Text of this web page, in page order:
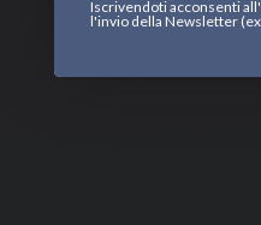
Iscrivendoti acconsenti
l'invio della Newsletter